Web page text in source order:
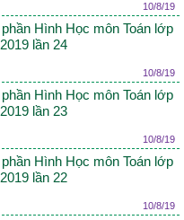
10/8/19
Hình Học môn Toán lớp
lần 24
10/8/19
Hình Học môn Toán lớp
lần 23
10/8/19
Hình Học môn Toán lớp
lần 22
10/8/19